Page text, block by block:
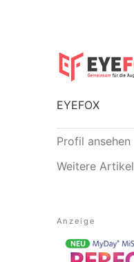
EYEFOX
Profil ansehen
Weitere Artikel